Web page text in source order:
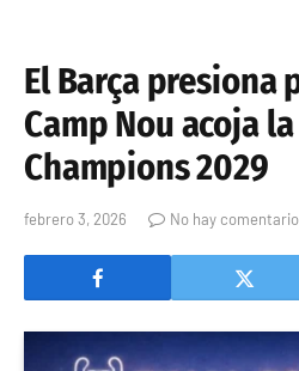
El Barça presiona
Camp Nou acoja
Champions 2029
febrero 3, 2026 No hay